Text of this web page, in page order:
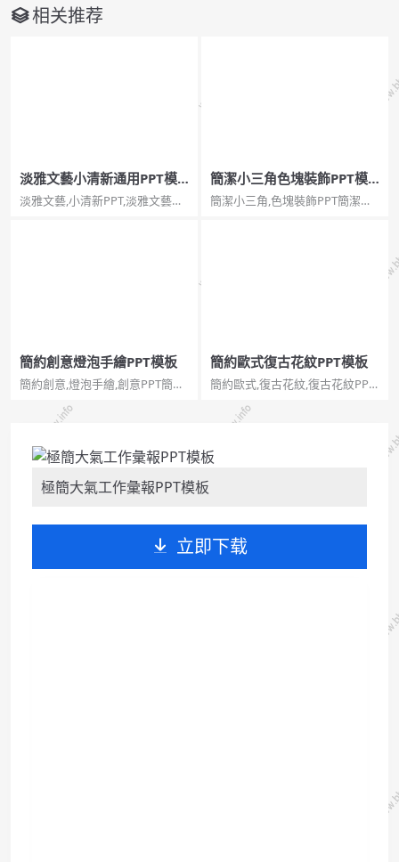
相关推荐
淡雅文藝小清新通用PPT模
板
淡雅文藝,小清新PPT,淡雅文藝模
簡潔小三角色塊裝飾PPT模
板
簡潔小三角,色塊裝飾PPT簡潔小
簡約創意燈泡手繪PPT模板
簡約創意,燈泡手繪,創意PPT簡約
意設計幻燈片模板，創意燈泡封
面背景，藍色手繪設計風格，動
簡約歐式復古花紋PPT模板
簡約歐式,復古花紋,復古花紋PPT,
PPT模板。一份歐式復古風格幻
燈片模板，採用斑點做舊背景，
極簡大氣工作彙報PPT模板
立即下载